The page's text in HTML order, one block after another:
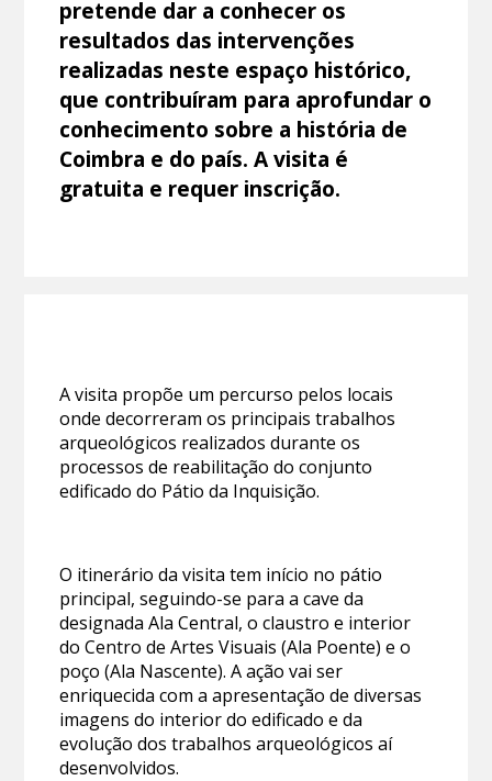
pretende dar a conhecer os
resultados das intervenções
realizadas neste espaço histórico,
que contribuíram para aprofundar o
conhecimento sobre a história de
Coimbra e do país. A visita é
gratuita e requer inscrição.
A visita propõe um percurso pelos locais
onde decorreram os principais trabalhos
arqueológicos realizados durante os
processos de reabilitação do conjunto
edificado do Pátio da Inquisição.
O itinerário da visita tem início no pátio
principal, seguindo-se para a cave da
designada Ala Central, o claustro e interior
do Centro de Artes Visuais (Ala Poente) e o
poço (Ala Nascente). A ação vai ser
enriquecida com a apresentação de diversas
imagens do interior do edificado e da
evolução dos trabalhos arqueológicos aí
desenvolvidos.